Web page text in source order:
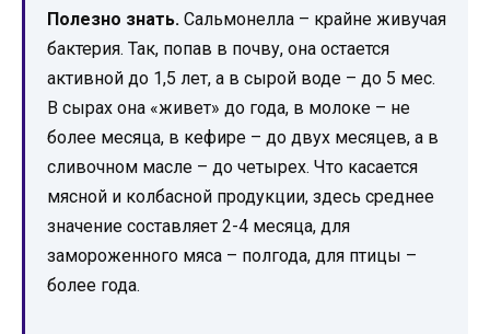
Полезно знать. Сальмонелла – крайне живучая
бактерия. Так, попав в почву, она остается
активной до 1,5 лет, а в сырой воде – до 5 мес.
В сырах она «живет» до года, в молоке – не
более месяца, в кефире – до двух месяцев, а в
сливочном масле – до четырех. Что касается
мясной и колбасной продукции, здесь среднее
значение составляет 2-4 месяца, для
замороженного мяса – полгода, для птицы –
более года.